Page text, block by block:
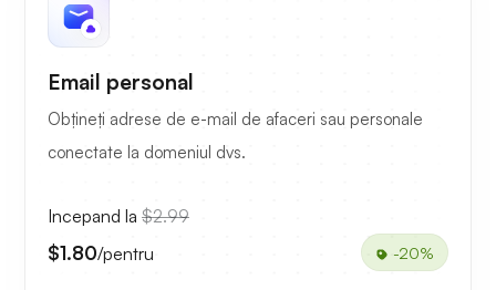
Email personal
Obțineți adrese de e-mail de afaceri sau personale
conectate la domeniul dvs.
Incepand la $2.99
$1.80/pentru -20%